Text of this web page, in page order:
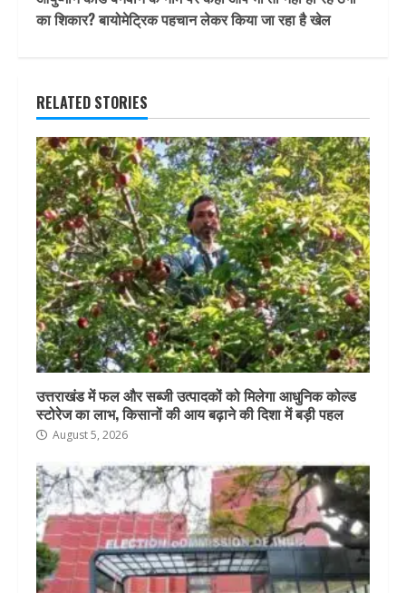
का शिकार? बायोमेट्रिक पहचान लेकर किया जा रहा है खेल
RELATED STORIES
उत्तराखंड में फल और सब्जी उत्पादकों को मिलेगा आधुनिक कोल्ड
स्टोरेज का लाभ, किसानों की आय बढ़ाने की दिशा में बड़ी पहल
August 5, 2026